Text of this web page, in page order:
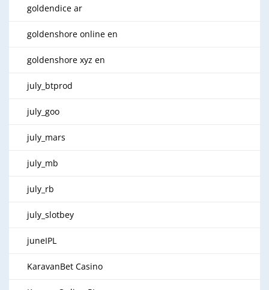
goldendice ar
goldenshore online en
goldenshore xyz en
july_btprod
july_goo
july_mars
july_mb
july_rb
july_slotbey
juneIPL
KaravanBet Casino